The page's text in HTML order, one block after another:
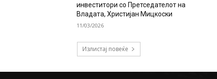
инвеститори со Претседателот на
Владата, Христијан Мицкоски
11/03/2026
Излистај повеќе